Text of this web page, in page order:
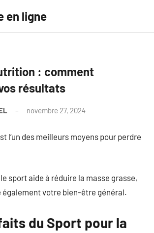
en ligne
: comment
résultats
novembre 27, 2024
l’un des meilleurs moyens pour perdre
sport aide à réduire la masse grasse,
également votre bien-être général.
du Sport pour la